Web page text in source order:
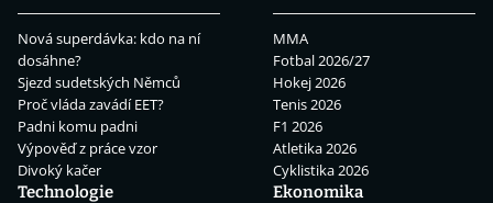
Nová superdávka: kdo na ní
dosáhne?
Sjezd sudetských Němců
Proč vláda zavádí EET?
Padni komu padni
Výpověď z práce vzor
Divoký kačer
MMA
Fotbal 2026/27
Hokej 2026
Tenis 2026
F1 2026
Atletika 2026
Cyklistika 2026
Technologie
Ekonomika